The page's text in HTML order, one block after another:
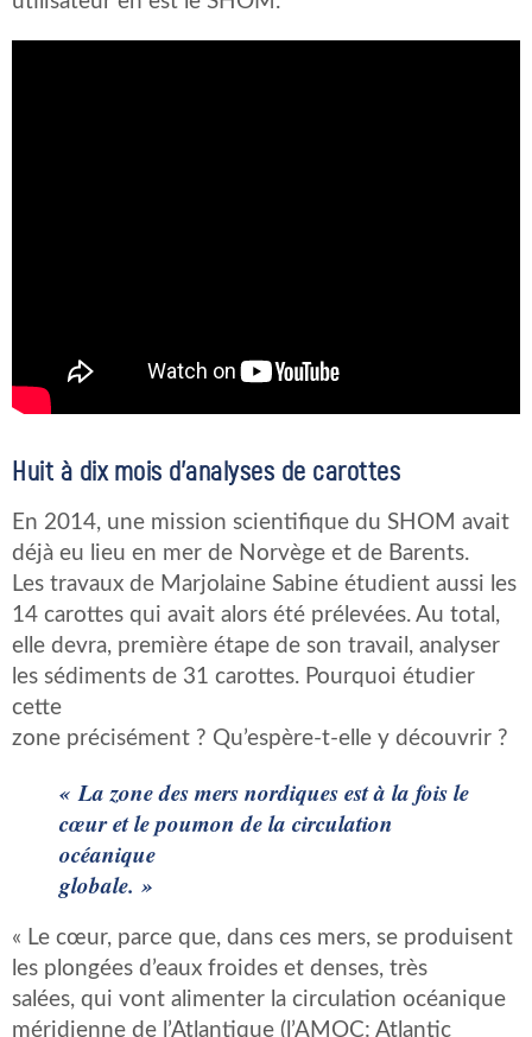
Huit à dix mois d’analyses de carottes
En 2014, une mission scientifique du SHOM avait
déjà eu lieu en mer de Norvège et de Barents.
Les travaux de Marjolaine Sabine étudient aussi les
14 carottes qui avait alors été prélevées. Au total,
elle devra, première étape de son travail, analyser
les sédiments de 31 carottes. Pourquoi étudier
cette
zone précisément ? Qu’espère-t-elle y découvrir ?
« La zone des mers nordiques est à la fois le
cœur et le poumon de la circulation
océanique
globale. »
« Le cœur, parce que, dans ces mers, se produisent
les plongées d’eaux froides et denses, très
salées, qui vont alimenter la circulation océanique
méridienne de l’Atlantique (l’AMOC: Atlantic